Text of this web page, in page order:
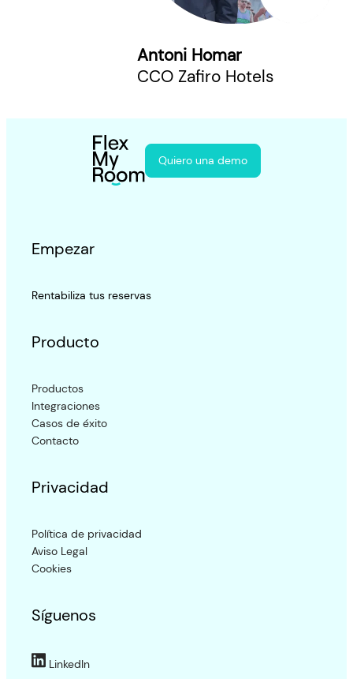
Antoni Homar
CCO Zafiro Hotels
Quiero una demo
Empezar
Rentabiliza tus reservas
Producto
Productos
Integraciones
Casos de éxito
Contacto
Privacidad
Política de privacidad
Aviso Legal
Cookies
Síguenos
LinkedIn